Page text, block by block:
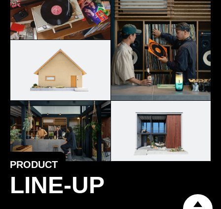
PRODUCT
LINE-UP